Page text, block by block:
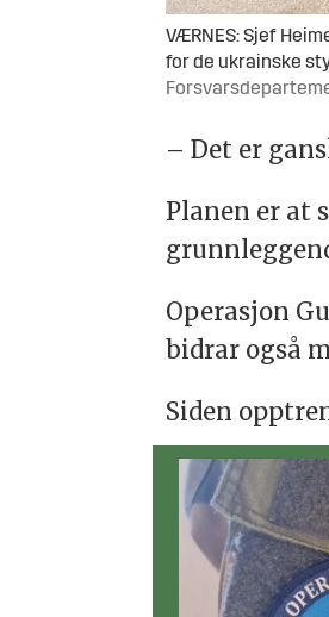
VÆRNES: Sjef
for de ukrainske
– Det er
Planen er at
Operasjon
bidrar også
Siden